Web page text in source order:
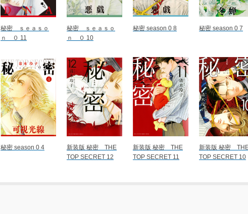
秘密 ｓｅａｓｏ
ｎ ０ 11
秘密 ｓｅａｓｏ
ｎ ０ 10
秘密 season 0 8 秘密 season 0 7
秘密 season 0 4
新装版 秘密 THE
TOP SECRET 12
新装版 秘密 THE
TOP SECRET 11
新装版 秘密
TOP SECRET 10